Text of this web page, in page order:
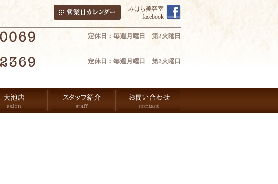
みはら美容室
facebook
定休日：毎週月曜日 第2火曜日
定休日：毎週月曜日 第2火曜日